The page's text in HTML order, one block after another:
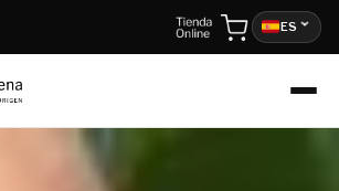
ES